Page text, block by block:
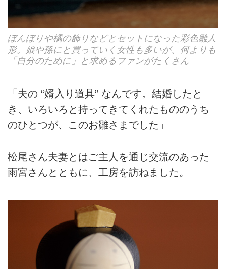
ぼんぼりや橘の飾りなどとセットになった彩色雛人
形。娘や孫にと買っていく女性も多いが、何よりも
「自分のために」と求めるファンがたくさん
「夫の “婿入り道具” なんです。結婚したと
き、いろいろと持ってきてくれたもののうち
のひとつが、このお雛さまでした」
松尾さん夫妻とはご主人を通じ交流のあった
雨宮さんとともに、工房を訪ねました。